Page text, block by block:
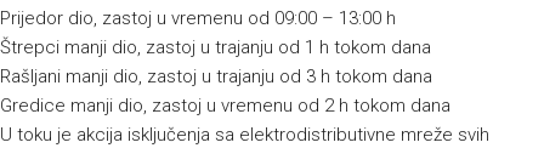
Prijedor dio, zastoj u vremenu od 09:00 – 13:00 h
Štrepci manji dio, zastoj u trajanju od 1 h tokom dana
Rašljani manji dio, zastoj u trajanju od 3 h tokom dana
Gredice manji dio, zastoj u vremenu od 2 h tokom dana
U toku je akcija isključenja sa elektrodistributivne mreže svih